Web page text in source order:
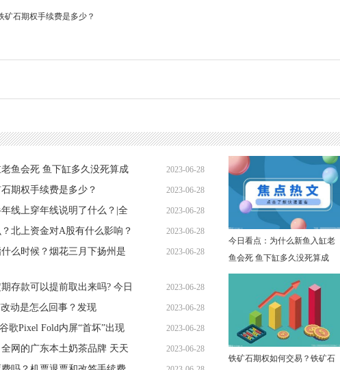
矿石期权手续费是多少？
鱼会死 鱼下缸多久没死算成
2023-06-28
11:27:30
期权手续费是多少？ 2023-06-28
11:16:15
线上穿年线说明了什么？|全
2023-06-28
11:24:57
北上资金对A股有什么影响？ 2023-06-28
11:07:24
么时候？烟花三月下扬州是
2023-06-28
存款可以提前取出来吗? 今日
2023-06-28
10:53:32
动是怎么回事？发现
么恢复？
2023-06-28
10:50:22
歌Pixel Fold内屏“首坏”出现 2023-06-28
10:48:19
网的广东本土奶茶品牌 天天
2023-06-28
今日看点：为什么新鱼入缸老
鱼会死 鱼下缸多久没死算成
功？
铁矿石期权如何交易？铁矿石